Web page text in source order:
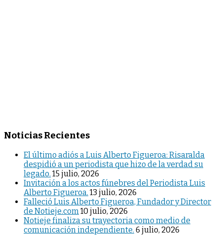
Noticias Recientes
El último adiós a Luis Alberto Figueroa: Risaralda
despidió a un periodista que hizo de la verdad su
legado. 15 julio, 2026
Invitación a los actos fúnebres del Periodista Luis
Alberto Figueroa. 13 julio, 2026
Falleció Luis Alberto Figueroa, Fundador y Director
de Notieje.com 10 julio, 2026
Notieje finaliza su trayectoria como medio de
comunicación independiente. 6 julio, 2026